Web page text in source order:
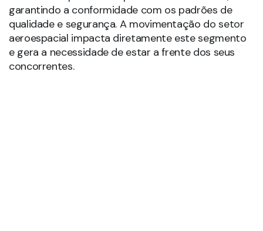
garantindo a conformidade com os padrões de
qualidade e segurança. A movimentação do setor
aeroespacial impacta diretamente este segmento
e gera a necessidade de estar a frente dos seus
concorrentes.